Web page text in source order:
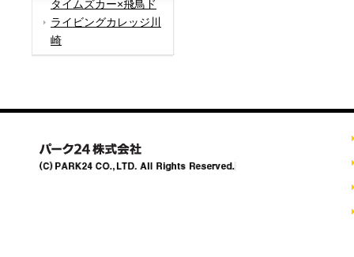
タイムズカー×飛鳥ド
ライビングカレッジ川
崎